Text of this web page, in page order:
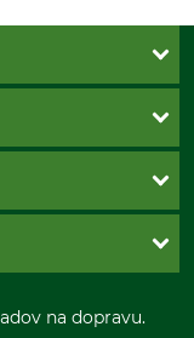
na dopravu.